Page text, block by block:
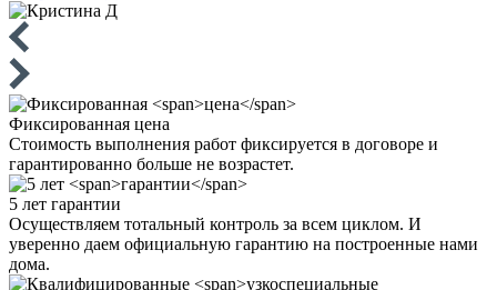
Фиксированная цена
Стоимость выполнения работ фиксируется в договоре и
гарантированно больше не возрастет.
5 лет гарантии
Осуществляем тотальный контроль за всем циклом. И
уверенно даем официальную гарантию на построенные нами
дома.